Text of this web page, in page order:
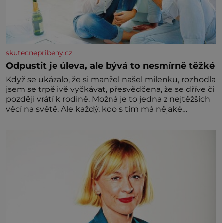
skutecnepribehy.cz
Odpustit je úleva, ale bývá to nesmírně těžké
Když se ukázalo, že si manžel našel milenku, rozhodla
jsem se trpělivě vyčkávat, přesvědčena, že se dříve či
později vrátí k rodině. Možná je to jedna z nejtěžších
věcí na světě. Ale každý, kdo s tím má nějaké